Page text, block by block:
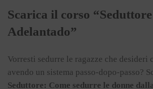
Scarica il corso
Adelantado”
Vorresti sedurre le ragazze che desideri
avendo un sistema passo-dopo-passo?
Seduttore: Come sedurre le donne